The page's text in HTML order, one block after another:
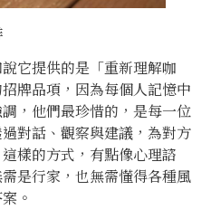
它提供的是「重新理解咖
牌品項，因為每個人記憶中
，他們最珍惜的，是每一位
對話、觀察與建議，為對方
樣的方式，有點像心理諮
是行家，也無需懂得各種風
。